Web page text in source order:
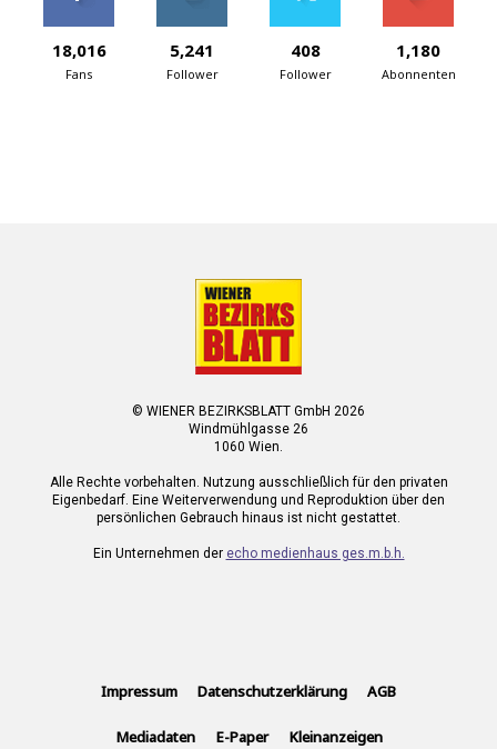
18,016
Fans
5,241
Follower
408
Follower
1,180
Abonnenten
© WIENER BEZIRKSBLATT GmbH 2026
Windmühlgasse 26
1060 Wien.
Alle Rechte vorbehalten. Nutzung ausschließlich für den privaten
Eigenbedarf. Eine Weiterverwendung und Reproduktion über den
persönlichen Gebrauch hinaus ist nicht gestattet.
Ein Unternehmen der echo medienhaus ges.m.b.h.
Impressum Datenschutzerklärung AGB
Mediadaten E-Paper Kleinanzeigen